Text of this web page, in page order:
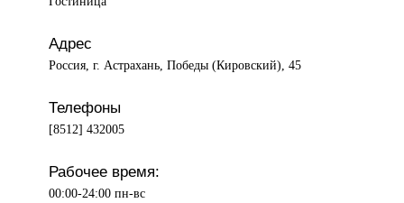
Адрес
Россия, г. Астрахань, Победы (Кировский), 45
Телефоны
[8512] 432005
Рабочее время:
00:00-24:00 пн-вс